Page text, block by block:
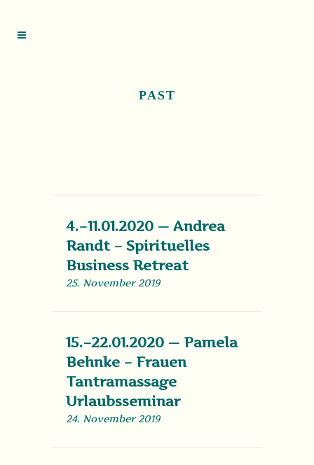
PAST
4.–11.01.2020 — Andrea
Randt – Spirituelles
Business Retreat
25. November 2019
15.–22.01.2020 — Pamela
Behnke – Frauen
Tantramassage
Urlaubsseminar
24. November 2019